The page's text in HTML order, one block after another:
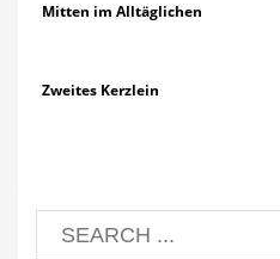
Mitten im Alltäglichen
Zweites Kerzlein